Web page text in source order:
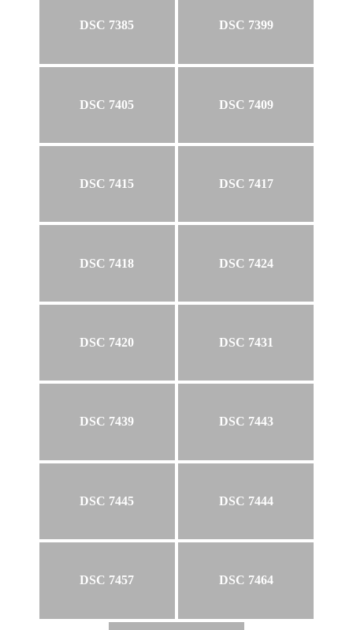
DSC 7385 DSC 7399
DSC 7405 DSC 7409
DSC 7415 DSC 7417
DSC 7418 DSC 7424
DSC 7420 DSC 7431
DSC 7439 DSC 7443
DSC 7445 DSC 7444
DSC 7457 DSC 7464